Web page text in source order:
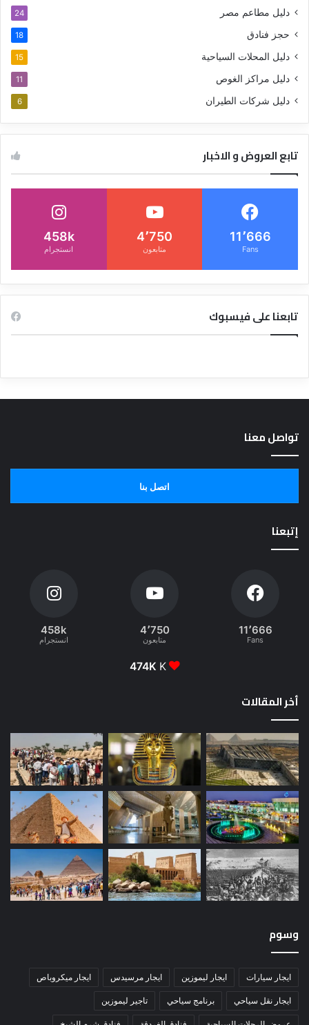
دليل مطاعم مصر 24
حجز فنادق 18
دليل المحلات السياحية 15
دليل مراكز الغوص 11
دليل شركات الطيران 6
تابع العروض و الاخبار
11٬666
Fans
4٬750
متابعون
458k
انستجرام
تابعنا على فيسبوك
تواصل معنا
اتصل بنا
إتبعنا
11٬666
Fans
4٬750
متابعون
458k
انستجرام
474K K
أخر المقالات
وسوم
ايجار سيارات ايجار ليموزين ايجار مرسيدس ايجار ميكروباص
ايجار نقل سياحي برنامج سياحي تاجير ليموزين